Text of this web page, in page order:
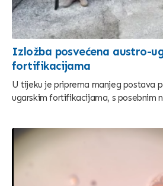
Izložba posvećena austro-
fortifikacijama
U tijeku je priprema manjeg postava
ugarskim fortifikacijama, s posebnim